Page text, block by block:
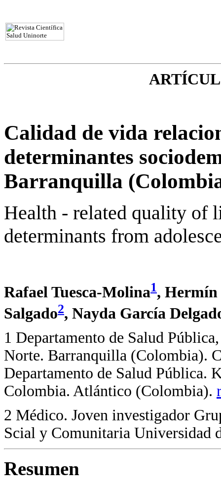
Calidad de vida
determinantes
Barranquilla
Health - related quality of
determinants from
Rafael Tuesca-Molina1, Hermín
Salgado2, Nayda García
1 Departamento de Salud
Norte. Barranquilla (Colombia).
Departamento de Salud Pública.
Colombia. Atlántico (Colombia).
2 Médico. Joven investigador
Scial y Comunitaria Universidad
Resumen